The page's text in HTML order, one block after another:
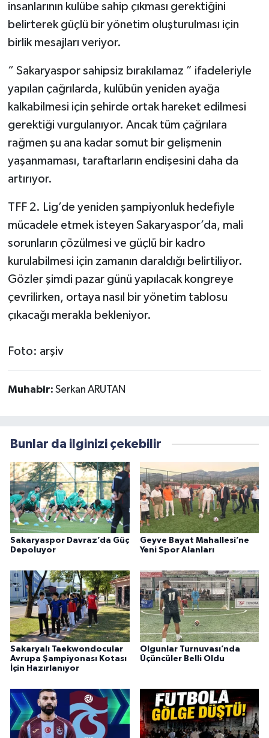
insanlarının kulübe sahip çıkması gerektiğini
belirterek güçlü bir yönetim oluşturulması için
birlik mesajları veriyor.
“ Sakaryaspor sahipsiz bırakılamaz ” ifadeleriyle
yapılan çağrılarda, kulübün yeniden ayağa
kalkabilmesi için şehirde ortak hareket edilmesi
gerektiği vurgulanıyor. Ancak tüm çağrılara
rağmen şu ana kadar somut bir gelişmenin
yaşanmaması, taraftarların endişesini daha da
artırıyor.
TFF 2. Lig’de yeniden şampiyonluk hedefiyle
mücadele etmek isteyen Sakaryaspor’da, mali
sorunların çözülmesi ve güçlü bir kadro
kurulabilmesi için zamanın daraldığı belirtiliyor.
Gözler şimdi pazar günü yapılacak kongreye
çevrilirken, ortaya nasıl bir yönetim tablosu
çıkacağı merakla bekleniyor.
Foto: arşiv
Muhabir: Serkan ARUTAN
Bunlar da ilginizi çekebilir
Sakaryaspor Davraz’da Güç
Depoluyor
Geyve Bayat Mahallesi’ne
Yeni Spor Alanları
Sakaryalı Taekwondocular
Avrupa Şampiyonası Kotası
İçin Hazırlanıyor
Olgunlar Turnuvası’nda
Üçüncüler Belli Oldu